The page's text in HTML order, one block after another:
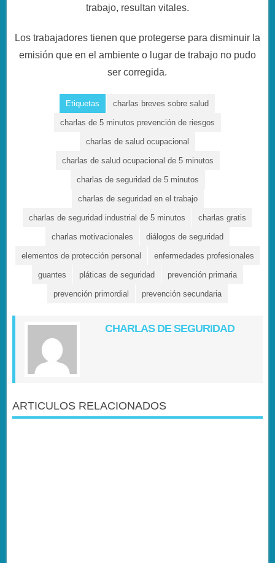
trabajo, resultan vitales.
Los trabajadores tienen que protegerse para disminuir la
emisión que en el ambiente o lugar de trabajo no pudo
ser corregida.
Etiquetas charlas breves sobre salud
charlas de 5 minutos prevención de riesgos
charlas de salud ocupacional
charlas de salud ocupacional de 5 minutos
charlas de seguridad de 5 minutos
charlas de seguridad en el trabajo
charlas de seguridad industrial de 5 minutos charlas gratis
charlas motivacionales diálogos de seguridad
elementos de protección personal enfermedades profesionales
guantes pláticas de seguridad prevención primaria
prevención primordial prevención secundaria
CHARLAS DE SEGURIDAD
ARTICULOS RELACIONADOS